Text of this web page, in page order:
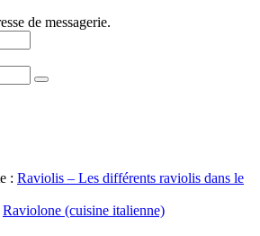
de messagerie.
: Raviolis – Les différents raviolis dans le
Raviolone (cuisine italienne)